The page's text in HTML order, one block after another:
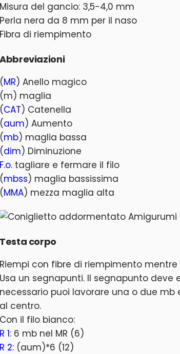
Misura del gancio: 3,5-4,0 mm
Perla nera da 8 mm per il naso
Fibra di riempimento
Abbreviazioni
(MR) Anello magico
(m) maglia
(CAT) Catenella
(aum) Aumento
(mb) maglia bassa
(dim) Diminuzione
F.o. tagliare e fermare il filo
(mbss) maglia bassissima
(MMA) mezza maglia alta
Testa corpo
Riempi con fibre di riempimento mentre
Usa un segnapunti. Il segnapunto deve
necessario puoi lavorare una o due mb
al centro.
Con il filo bianco:
R 1: 6 mb nel MR (6)
R 2: (aum)*6 (12)